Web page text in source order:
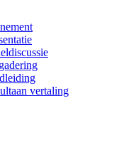
vertaling